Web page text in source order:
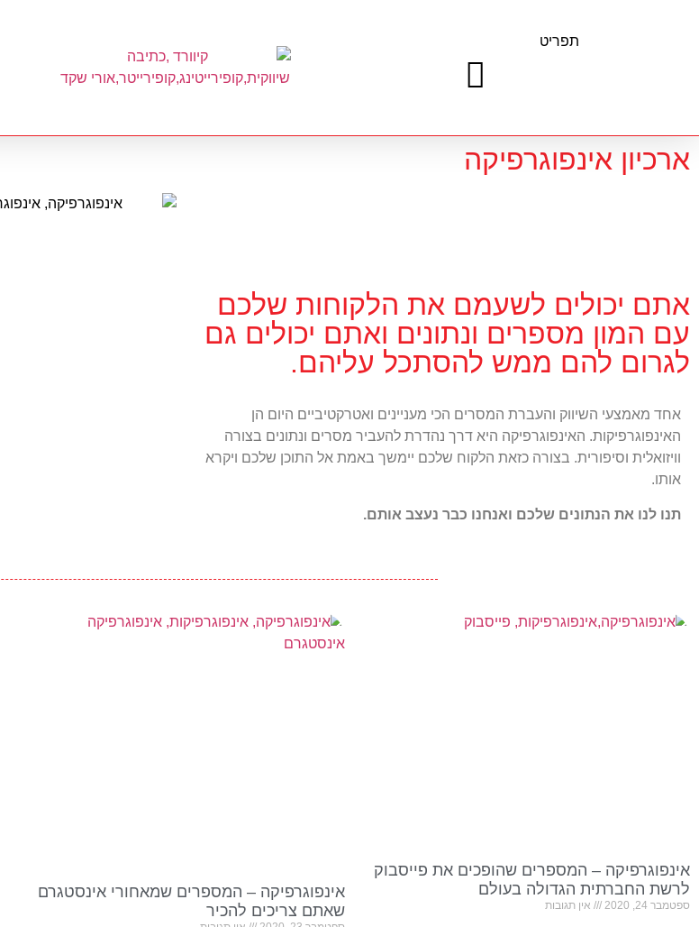
תפריט
ארכיון אינפוגרפיקה
אתם יכולים לשעמם את הלקוחות שלכם
עם המון מספרים ונתונים ואתם יכולים גם
לגרום להם ממש להסתכל עליהם.
אחד מאמצעי השיווק והעברת המסרים הכי מעניינים ואטרקטיביים היום הן
האינפוגרפיקות. האינפוגרפיקה היא דרך נהדרת להעביר מסרים ונתונים בצורה
וויזואלית וסיפורית. בצורה כזאת הלקוח שלכם יימשך באמת אל התוכן שלכם ויקרא
אותו.
תנו לנו את הנתונים שלכם ואנחנו כבר נעצב אותם.
אינפוגרפיקה – המספרים שהופכים את פייסבוק
לרשת החברתית הגדולה בעולם
ספטמבר 24, 2020 אין תגובות
אינפוגרפיקה – המספרים שמאחורי אינסטגרם
שאתם צריכים להכיר